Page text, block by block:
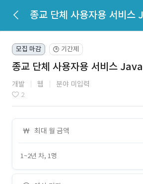
모집 마감 🕒 기간제
종교 단체 사용자용 서비스
개발 웹 분야 미입력
2
최대 월 금액
1~2년 차, 1명